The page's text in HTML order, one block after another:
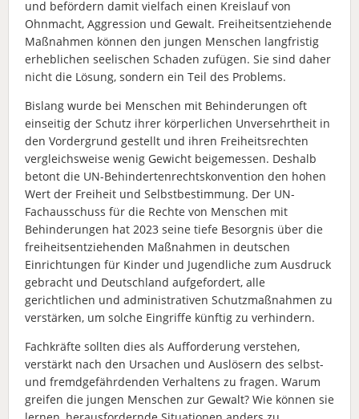
und befördern damit vielfach einen Kreislauf von
Ohnmacht, Aggression und Gewalt. Freiheitsentziehende
Maßnahmen können den jungen Menschen langfristig
erheblichen seelischen Schaden zufügen. Sie sind daher
nicht die Lösung, sondern ein Teil des Problems.
Bislang wurde bei Menschen mit Behinderungen oft
einseitig der Schutz ihrer körperlichen Unversehrtheit in
den Vordergrund gestellt und ihren Freiheitsrechten
vergleichsweise wenig Gewicht beigemessen. Deshalb
betont die UN-Behindertenrechtskonvention den hohen
Wert der Freiheit und Selbstbestimmung. Der UN-
Fachausschuss für die Rechte von Menschen mit
Behinderungen hat 2023 seine tiefe Besorgnis über die
freiheitsentziehenden Maßnahmen in deutschen
Einrichtungen für Kinder und Jugendliche zum Ausdruck
gebracht und Deutschland aufgefordert, alle
gerichtlichen und administrativen Schutzmaßnahmen zu
verstärken, um solche Eingriffe künftig zu verhindern.
Fachkräfte sollten dies als Aufforderung verstehen,
verstärkt nach den Ursachen und Auslösern des selbst-
und fremdgefährdenden Verhaltens zu fragen. Warum
greifen die jungen Menschen zur Gewalt? Wie können sie